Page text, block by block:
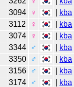
3094 ♀ kba
3112 ♀ kba
3074 ♀ kba
3344 ♂ kba
3350 ♂ kba
3156 ♂ kba
3174 ♂ kba